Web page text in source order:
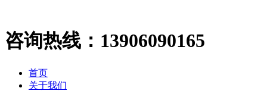
咨询热线： 13906090165
首页
关于我们